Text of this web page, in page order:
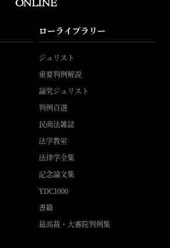
ローライブラリー
ジュリスト
重要判例解説
論究ジュリスト
判例百選
民商法雑誌
法学教室
法律学全集
記念論文集
YDC1000
書籍
最高裁・大審院判例集